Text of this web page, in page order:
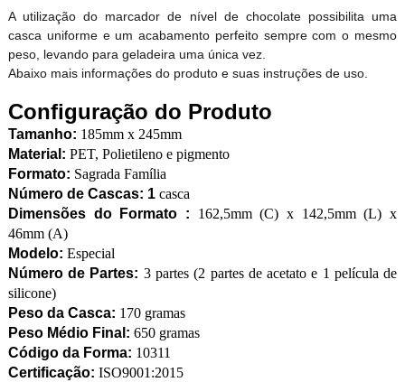
A utilização do marcador de nível de chocolate possibilita uma
casca uniforme e um acabamento perfeito sempre com o mesmo
peso, levando para geladeira uma única vez.
Abaixo mais informações do produto e suas instruções de uso.
Configuração do Produto
Tamanho: 185mm x 245mm
Material: PET, Polietileno e pigmento
Formato: Sagrada Família
Número de Cascas: 1 casca
Dimensões do Formato : 162,5mm (C) x 142,5mm (L) x
46mm (A)
Modelo: Especial
Número de Partes: 3 partes (2 partes de acetato e 1 película de
silicone)
Peso da Casca: 170 gramas
Peso Médio Final: 650 gramas
Código da Forma: 10311
Certificação: ISO9001:2015